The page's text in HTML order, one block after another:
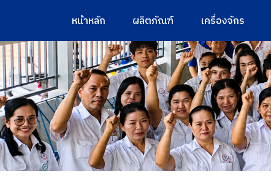
หน้าหลัก ผลิตภัณฑ์ เครื่องจักร